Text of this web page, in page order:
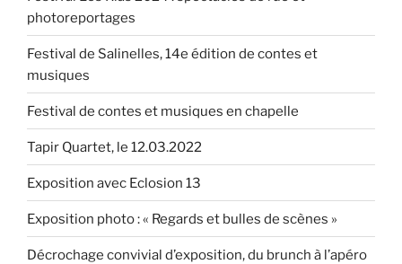
belles
rencontres » »
photoreportages
Festival de Salinelles, 14e édition de contes et
musiques
Festival de contes et musiques en chapelle
Tapir Quartet, le 12.03.2022
Exposition avec Eclosion 13
Exposition photo : « Regards et bulles de scènes »
Décrochage convivial d’exposition, du brunch à l’apéro